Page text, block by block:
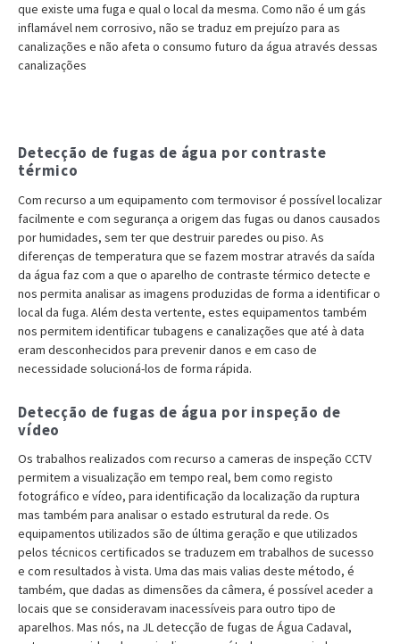
que existe uma fuga e qual o local da mesma. Como não é um gás
inflamável nem corrosivo, não se traduz em prejuízo para as
canalizações e não afeta o consumo futuro da água através dessas
canalizações
Detecção de fugas de água por contraste
térmico
Com recurso a um equipamento com termovisor é possível localizar
facilmente e com segurança a origem das fugas ou danos causados
por humidades, sem ter que destruir paredes ou piso. As
diferenças de temperatura que se fazem mostrar através da saída
da água faz com a que o aparelho de contraste térmico detecte e
nos permita analisar as imagens produzidas de forma a identificar o
local da fuga. Além desta vertente, estes equipamentos também
nos permitem identificar tubagens e canalizações que até à data
eram desconhecidos para prevenir danos e em caso de
necessidade solucioná-los de forma rápida.
Detecção de fugas de água por inspeção de
vídeo
Os trabalhos realizados com recurso a cameras de inspeção CCTV
permitem a visualização em tempo real, bem como registo
fotográfico e vídeo, para identificação da localização da ruptura
mas também para analisar o estado estrutural da rede. Os
equipamentos utilizados são de última geração e que utilizados
pelos técnicos certificados se traduzem em trabalhos de sucesso
e com resultados à vista. Uma das mais valias deste método, é
também, que dadas as dimensões da câmera, é possível aceder a
locais que se consideravam inacessíveis para outro tipo de
aparelhos. Mas nós, na JL detecção de fugas de Água Cadaval,